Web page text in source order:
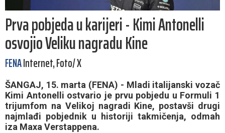
Prva pobjeda u karijeri - Kimi Antonelli
osvojio Veliku nagradu Kine
FENAInternet, Foto/ X
ŠANGAJ, 15. marta (FENA) - Mladi italijanski vozač
Kimi Antonelli ostvario je prvu pobjedu u Formuli 1
trijumfom na Velikoj nagradi Kine, postavši drugi
najmlađi pobjednik u historiji takmičenja, odmah
iza Maxa Verstappena.